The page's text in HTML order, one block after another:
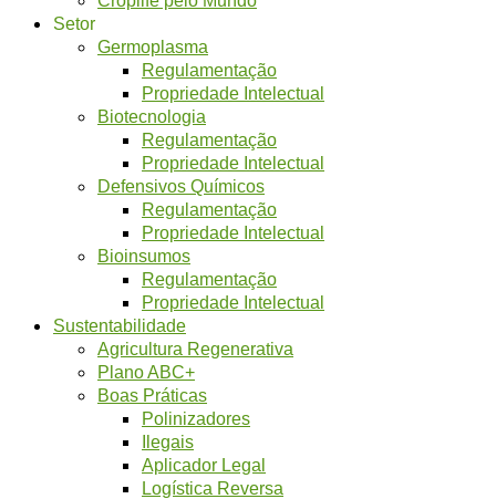
Setor
Germoplasma
Regulamentação
Propriedade Intelectual
Biotecnologia
Regulamentação
Propriedade Intelectual
Defensivos Químicos
Regulamentação
Propriedade Intelectual
Bioinsumos
Regulamentação
Propriedade Intelectual
Sustentabilidade
Agricultura Regenerativa
Plano ABC+
Boas Práticas
Polinizadores
Ilegais
Aplicador Legal
Logística Reversa